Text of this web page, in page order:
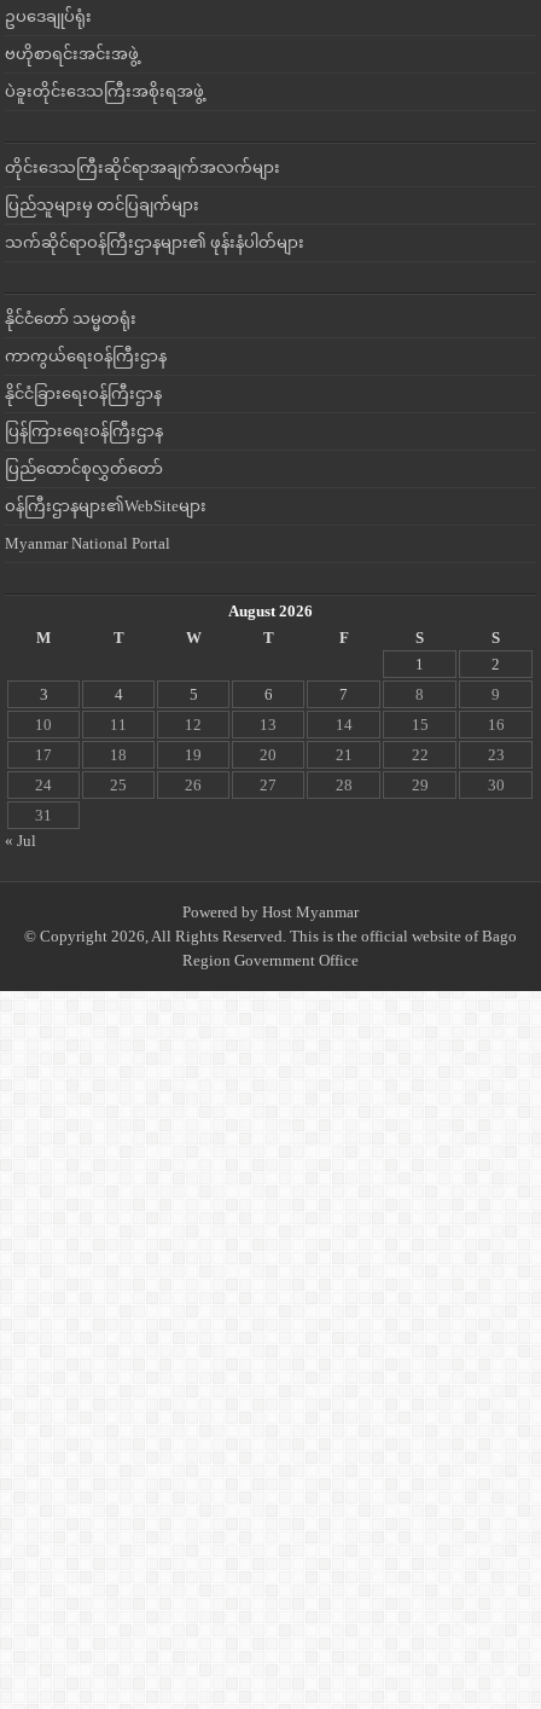
ဥပဒေချုပ်ရုံး
ဗဟိုစာရင်းအင်းအဖွဲ့
ပဲခူးတိုင်းဒေသကြီးအစိုးရအဖွဲ့
တိုင်းဒေသကြီးဆိုင်ရာအချက်အလက်များ
ပြည်သူများမှ တင်ပြချက်များ
သက်ဆိုင်ရာဝန်ကြီးဌာနများ၏ ဖုန်းနံပါတ်များ
နိုင်ငံတော် သမ္မတရုံး
ကာကွယ်ရေးဝန်ကြီးဌာန
နိုင်ငံခြားရေးဝန်ကြီးဌာန
ပြန်ကြားရေးဝန်ကြီးဌာန
ပြည်ထောင်စုလွှတ်တော်
ဝန်ကြီးဌာနများ၏WebSiteများ
Myanmar National Portal
August 2026
M
T W T F S
S
1
2
3
4 5 6 7 8
9
10
11 12 13 14 15
16
17
18 19 20 21 22
23
24
25 26 27 28 29
30
31
« Jul
Powered by Host Myanmar
© Copyright 2026, All Rights Reserved. This is the official website of Bago
Region Government Office